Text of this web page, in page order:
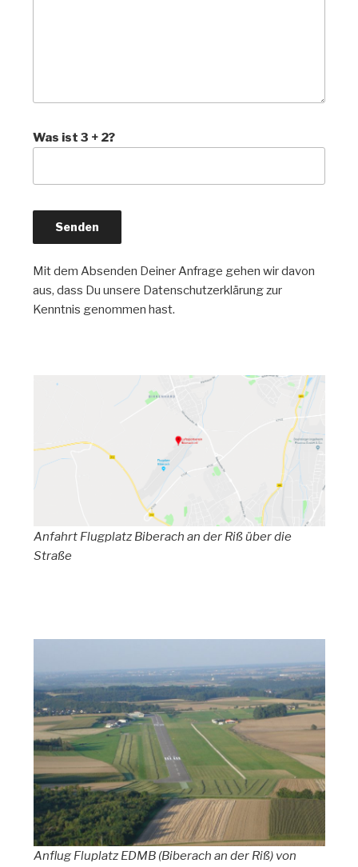
Was ist 3 + 2?
Mit dem Absenden Deiner Anfrage gehen wir davon
aus, dass Du unsere Datenschutzerklärung zur
Kenntnis genommen hast.
Anfahrt Flugplatz Biberach an der Riß über die
Straße
Anflug Fluplatz EDMB (Biberach an der Riß) von